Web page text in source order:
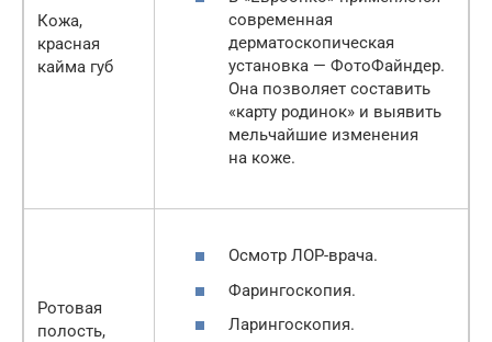
Кожа,
красная
кайма губ
современная
дерматоскопическая
установка — ФотоФайндер.
Она позволяет составить
«карту родинок» и выявить
мельчайшие изменения
на коже.
Ротовая
полость,
Осмотр ЛОР-врача.
Фарингоскопия.
Ларингоскопия.